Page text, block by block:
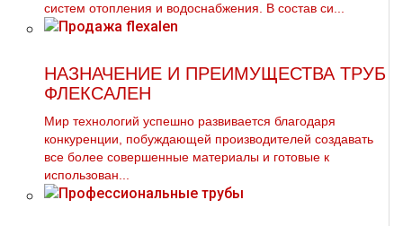
систем отопления и водоснабжения. В состав си...
НАЗНАЧЕНИЕ И ПРЕИМУЩЕСТВА ТРУБ
ФЛЕКСАЛЕН
Мир технологий успешно развивается благодаря
конкуренции, побуждающей производителей создавать
все более совершенные материалы и готовые к
использован...